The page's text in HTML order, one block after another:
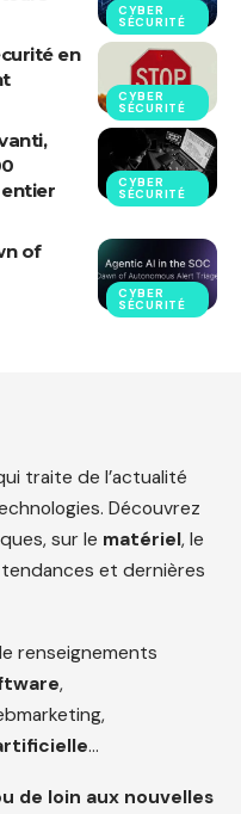
CYBER
SÉCURITÉ
CYBER
SÉCURITÉ
en
CYBER
SÉCURITÉ
CYBER
SÉCURITÉ
of
traite de l’actualité
Découvrez
sur le matériel, le
et dernières
renseignements
,
…
de loin aux nouvelles